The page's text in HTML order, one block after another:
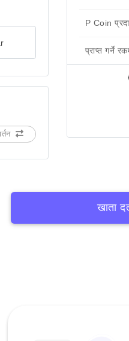
P Coin
प्राप्त गर्ने
खाता